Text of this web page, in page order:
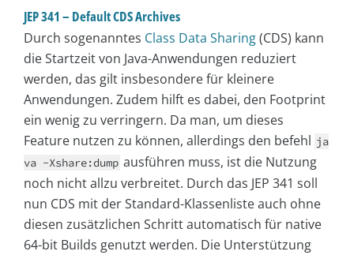
JEP 341 – Default CDS Archives
Durch sogenanntes Class Data Sharing(CDS) kann
die Startzeit von Java-Anwendungen reduziert
werden, das gilt insbesondere für kleinere
Anwendungen. Zudem hilft es dabei, den Footprint
ein wenig zu verringern. Da man, um dieses
Feature nutzen zu können, allerdings den befehl ja
va -Xshare:dump ausführen muss, ist die Nutzung
noch nicht allzu verbreitet. Durch das JEP 341 soll
nun CDS mit der Standard-Klassenliste auch ohne
diesen zusätzlichen Schritt automatisch für native
64-bit Builds genutzt werden. Die Unterstützung